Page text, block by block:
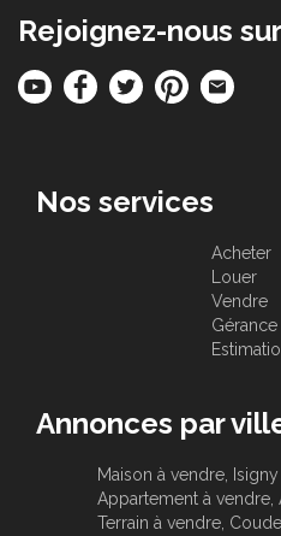
Rejoignez-nous
Nos services
Acheter
Louer
Vendre
Gérance
Annonces par
Maison à vendre,
Appartement à vendre,
Terrain à vendre,